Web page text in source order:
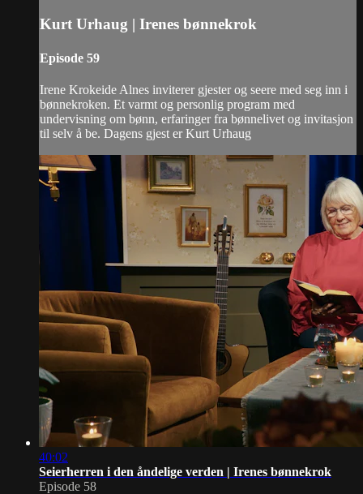
Kurt Urhaug | Irenes bønnekrok
Episode 59
Irene Krokeide Alnes inviterer gjester og seere med seg inn i
bønnekroken. Et varmt og personlig program med
undervisning om bønn, erfaringer fra bønnelivet og invitasjon
til selv å be. Dagens gjest er Kurt Urhaug
40:02
Seierherren i den åndelige verden | Irenes bønnekrok
Episode 58